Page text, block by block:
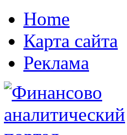
Home
Карта сайта
Реклама